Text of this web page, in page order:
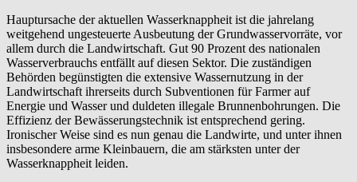
Hauptursache der aktuellen Wasserknappheit ist die jahrelang
weitgehend ungesteuerte Ausbeutung der Grundwasservorräte, vor
allem durch die Landwirtschaft. Gut 90 Prozent des nationalen
Wasserverbrauchs entfällt auf diesen Sektor. Die zuständigen
Behörden begünstigten die extensive Wassernutzung in der
Landwirtschaft ihrerseits durch Subventionen für Farmer auf
Energie und Wasser und duldeten illegale Brunnenbohrungen. Die
Effizienz der Bewässerungstechnik ist entsprechend gering.
Ironischer Weise sind es nun genau die Landwirte, und unter ihnen
insbesondere arme Kleinbauern, die am stärksten unter der
Wasserknappheit leiden.